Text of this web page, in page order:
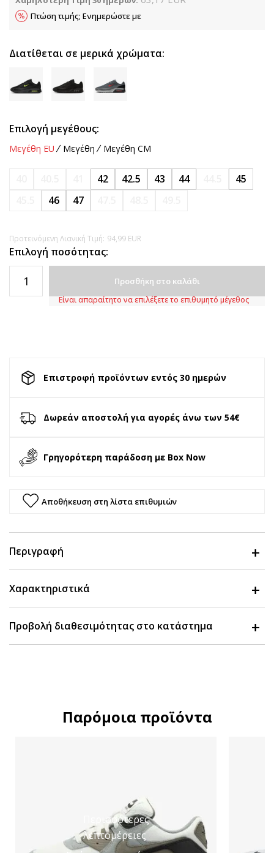
Πτώση τιμής; Ενημερώστε με
Διατίθεται σε μερικά χρώματα:
Επιλογή μεγέθους:
Μεγέθη EU Μεγέθη Μεγέθη CM
42 42.5 43 44
45
46 47
Προτεινόμενη Λιανική Τιμή: 94,99 EUR
Επιλογή ποσότητας:
Προσθήκη στο καλάθι
Είναι απαραίτητο να επιλέξετε το επιθυμητό μέγεθος
Επιστροφή προϊόντων εντός 30 ημερών
Δωρεάν αποστολή για αγορές άνω των 54€
Γρηγορότερη παράδοση με Box Now
Αποθήκευση στη λίστα επιθυμιών
Περιγραφή
Χαρακτηριστικά
Προβολή διαθεσιμότητας στο κατάστημα
Παρόμοια προϊόντα
Περισσότερες
λεπτομέρειες